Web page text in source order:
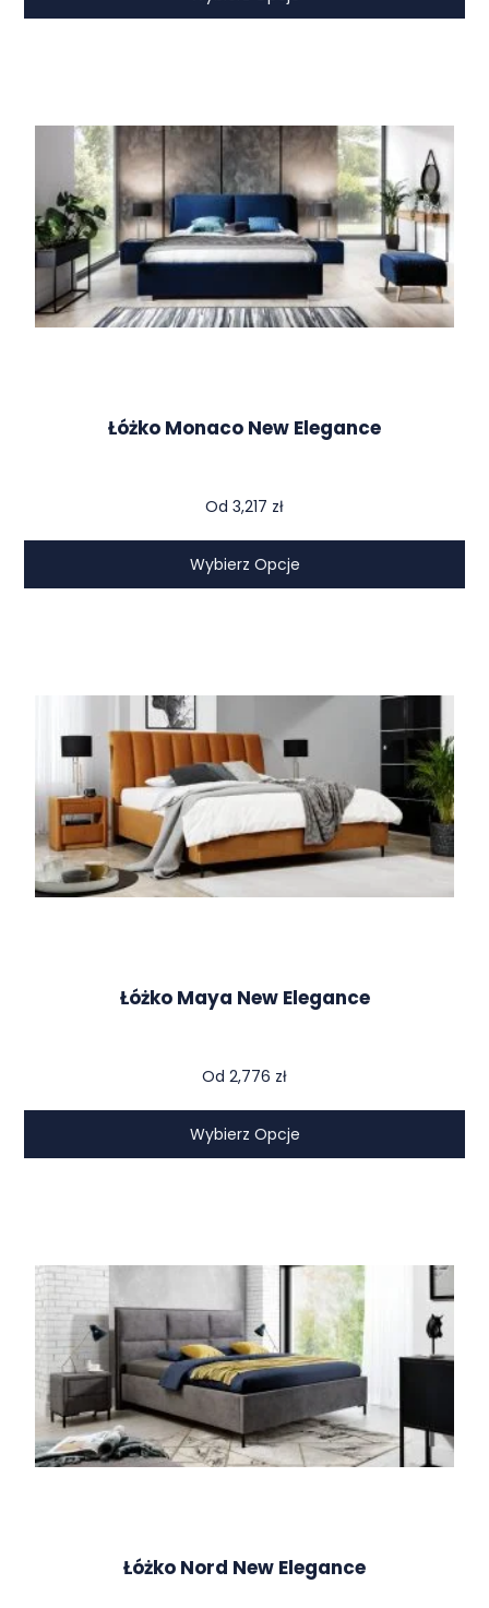
Łóżko Monaco New Elegance
Od 3,217 zł
Wybierz Opcje
Łóżko Maya New Elegance
Od 2,776 zł
Wybierz Opcje
Łóżko Nord New Elegance